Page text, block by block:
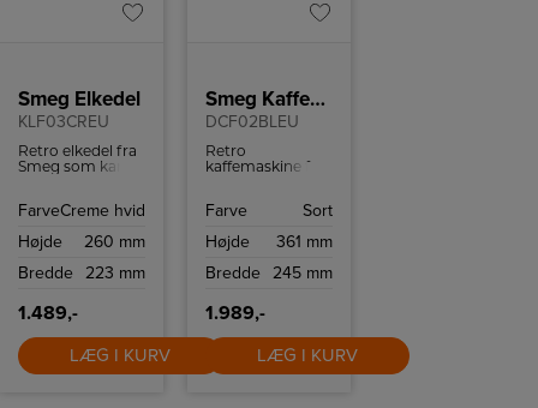
Smeg Elkedel
KLF03CREU
Retro elkedel fra
Smeg som kan
tørkogningssikring
ved 100ºC.
FarveCreme hvid
Højde
260 mm
Bredde
223 mm
1.489,-
LÆG I KURV
Smeg Kaffemaskine
DCF02BLEU
Retro
kaffemaskine fra
til 10 kopper
Farve
Sort
Højde
361 mm
Bredde
245 mm
1.989,-
LÆG I KURV